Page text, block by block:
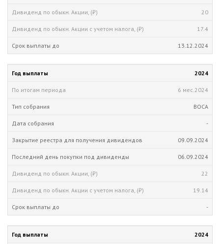
20
17.4
13.12.2024
2024
6 мес. 2024
ВОСА
-
09.09.2024
06.09.2024
22
19.14
-
2024